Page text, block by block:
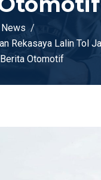
Rekasaya Lalin Tol
Otomotif